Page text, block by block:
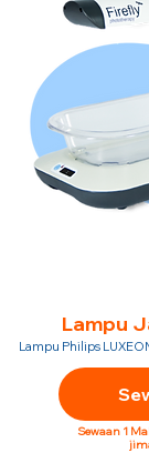
Lampu
Lampu Philips
Sewaan 1